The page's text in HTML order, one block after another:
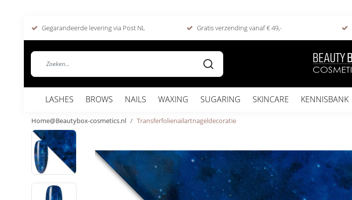
Gegarandeerde levering via Post NL Gratis verzending vanaf € 49,-
LASHES BROWS NAILS WAXING SUGARING SKINCARE KENNISBANK
Home@Beautybox-cosmetics.nl Transferfolienailartnageldecoratie